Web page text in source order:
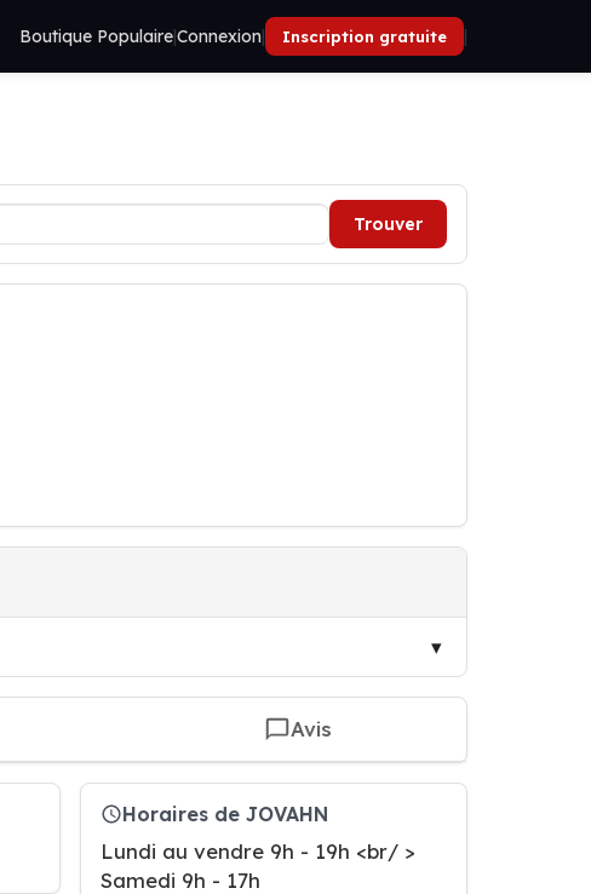
Boutique Populaire|Connexion| Inscription gratuite |
Trouver
Avis
Horaires de JOVAHN
Lundi au vendre 9h - 19h <br/ >
Samedi 9h - 17h